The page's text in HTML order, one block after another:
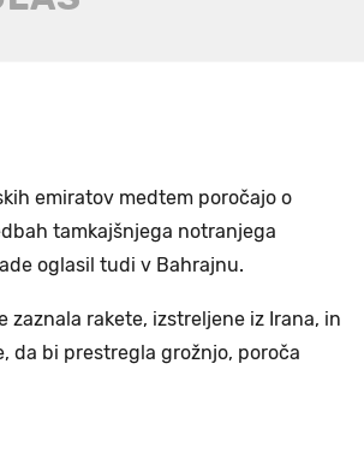
emiratov medtem poročajo o
tamkajšnjega notranjega
oglasil tudi v Bahrajnu.
zaznala rakete, izstreljene iz Irana, in
da bi prestregla grožnjo, poroča